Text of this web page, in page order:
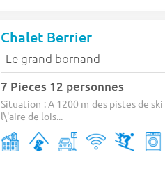
Chalet Berrier
- Le grand bornand
7 Pieces 12 personnes
Situation : A 1200 m des pistes de
l\'aire de lois...